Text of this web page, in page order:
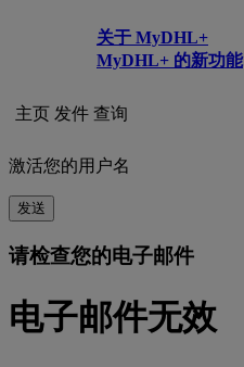
关于 MyDHL+
MyDHL+ 的新功能
主页 发件 查询
激活您的用户名
发送
请检查您的电子邮件
电子邮件无效